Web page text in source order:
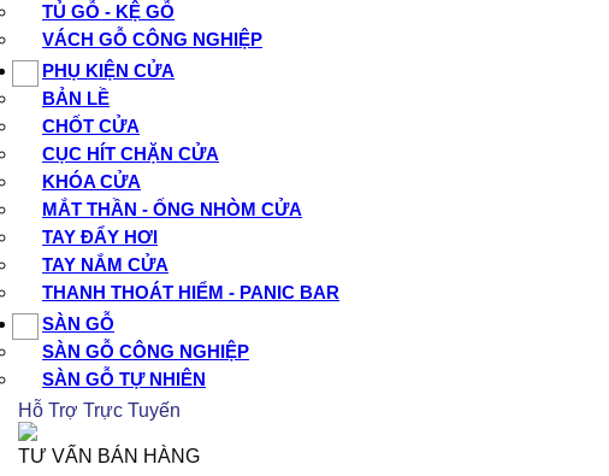
TỦ GỖ - KỆ GỖ
VÁCH GỖ CÔNG NGHIỆP
PHỤ KIỆN CỬA
BẢN LỀ
CHỐT CỬA
CỤC HÍT CHẶN CỬA
KHÓA CỬA
MẮT THẦN - ỐNG NHÒM CỬA
TAY ĐẨY HƠI
TAY NẮM CỬA
THANH THOÁT HIỂM - PANIC BAR
SÀN GỖ
SÀN GỖ CÔNG NGHIỆP
SÀN GỖ TỰ NHIÊN
Hỗ Trợ Trực Tuyến
TƯ VẤN BÁN HÀNG